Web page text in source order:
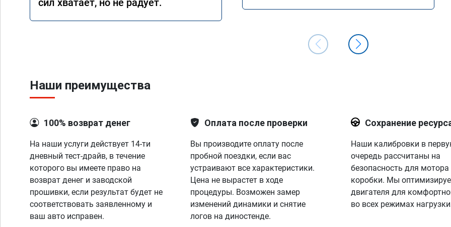
сил хватает, но не радует.
Наши преимущества
100% возврат денег
На наши услуги действует 14-ти
дневный тест-драйв, в течение
которого вы имеете право на
возврат денег и заводской
прошивки, если результат будет не
соответствовать заявленному и
ваш авто исправен.
Оплата после проверки
Вы производите оплату после
пробной поездки, если вас
устраивают все характеристики.
Цена не вырастет в ходе
процедуры. Возможен замер
изменений динамики и снятие
логов на диностенде.
Сохранение
Наши калибровки в
очередь рассчитаны на
безопасность для мотора
коробки. Мы
двигателя для
во всех режимах